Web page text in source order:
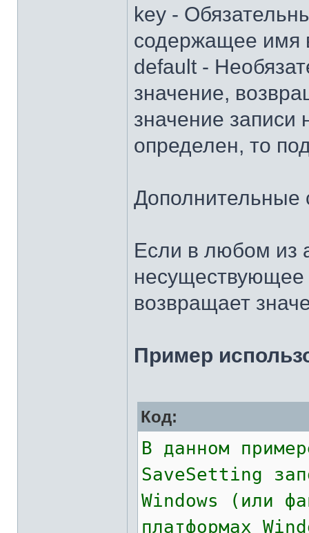
key -
содержащее имя
default -
значение,
значение записи
определен, то
Дополнительные
Если в любом из
несуществующее
возвращает
Пример
Код:
В данном
SaveSetting
Windows (или
платформах